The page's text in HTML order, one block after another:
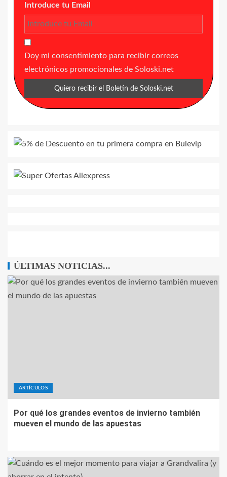
Introduce tu Email
Doy mi consentimiento para recibir correos
electrónicos promocionales de Soloski.net
ÚLTIMAS NOTICIAS...
ARTÍCULOS
Por qué los grandes eventos de invierno también
mueven el mundo de las apuestas